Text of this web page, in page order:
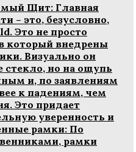
Щит: Главная
– это‚ безусловно‚
Это не просто
в который внедрены
Визуально он
но на ощупь
и‚ по заявлениям
к падениям‚ чем
Это придает
уверенность и
рамки: По
рамки